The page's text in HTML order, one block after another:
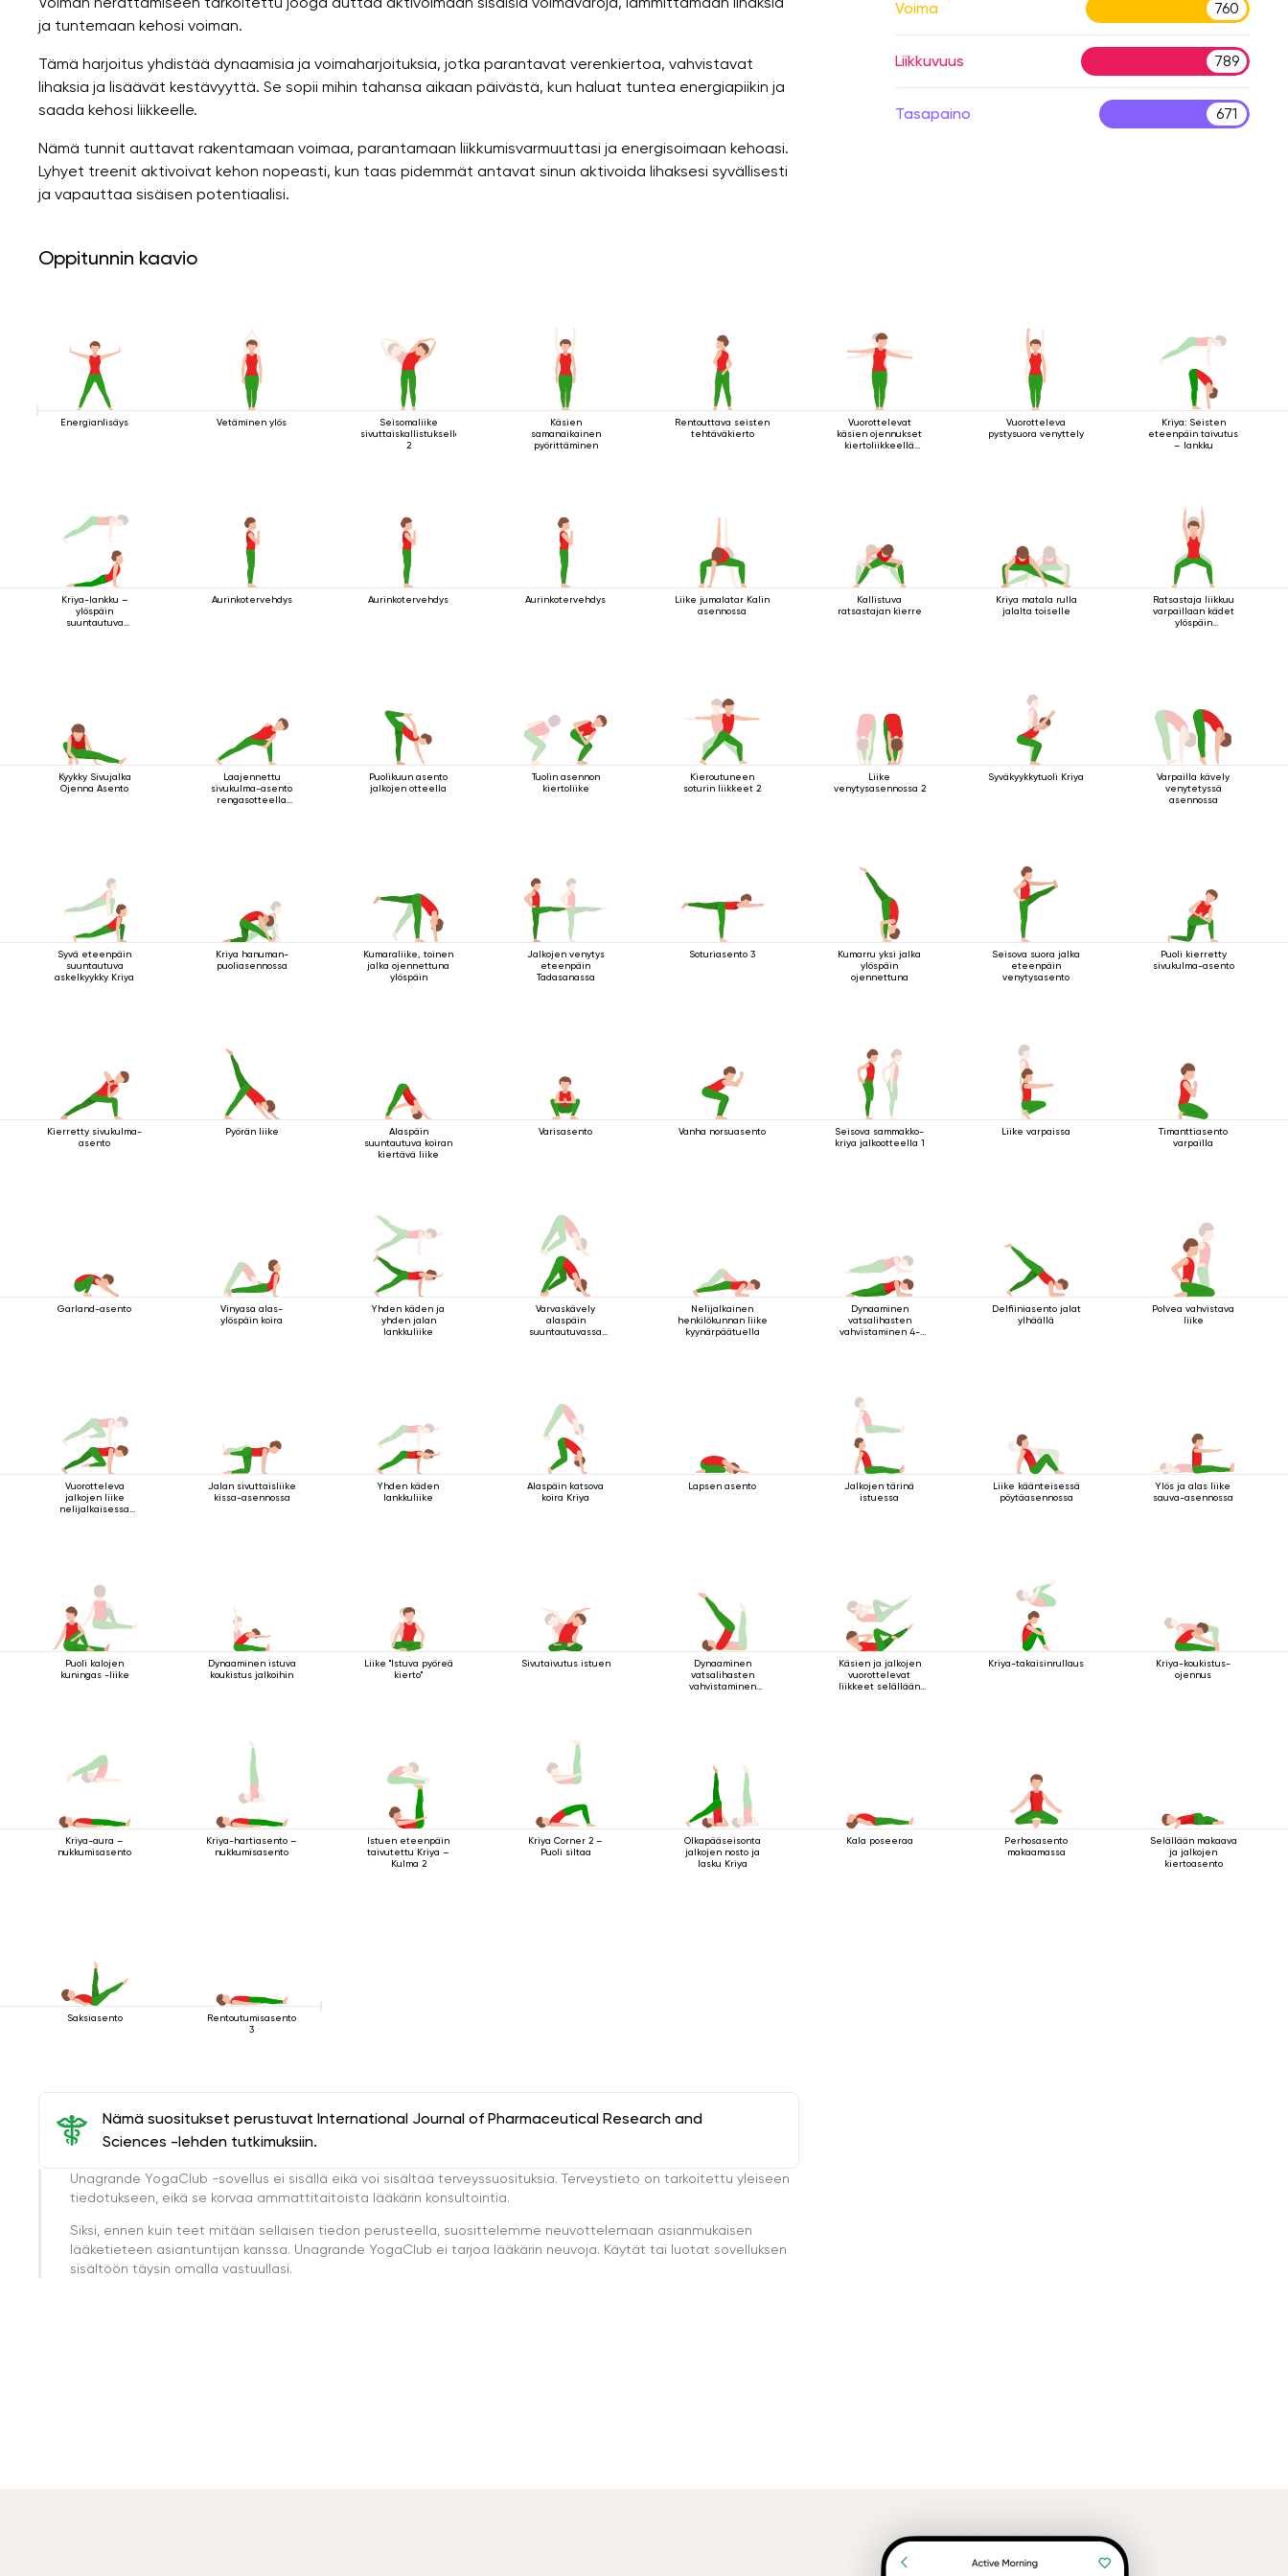
ja tuntemaan kehosi voiman.
Tämä harjoitus yhdistää dynaamisia ja voimaharjoituksia, jotka parantavat verenkiertoa, vahvistavat
lihaksia ja lisäävät kestävyyttä. Se sopii mihin tahansa aikaan päivästä, kun haluat tuntea energiapiikin ja
saada kehosi liikkeelle.
Nämä tunnit auttavat rakentamaan voimaa, parantamaan liikkumisvarmuuttasi ja energisoimaan kehoasi.
Lyhyet treenit aktivoivat kehon nopeasti, kun taas pidemmät antavat sinun aktivoida lihaksesi syvällisesti
ja vapauttaa sisäisen potentiaalisi.
Voima 760
Liikkuvuus 789
Tasapaino 671
Oppitunnin kaavio
Energianlisäys Vetäminen ylös
Seisomaliike
sivuttaiskallistuksella
2
Käsien
samanaikainen
pyörittäminen
Rentouttava seisten
tehtäväkierto
Vuorottelevat
käsien ojennukset
kiertoliikkeellä
Vuorotteleva
pystysuora venyttely
Kriya: Seisten
eteenpäin taivutus
– lankku
Kriya-lankku –
ylöspäin
suuntautuva
Aurinkotervehdys Aurinkotervehdys Aurinkotervehdys
Liike jumalatar Kalin
asennossa
Kallistuva
ratsastajan kierre
Kriya matala rulla
jalalta toiselle
Ratsastaja liikkuu
varpaillaan kädet
ylöspäin
Kyykky Sivujalka
Ojenna Asento
Laajennettu
sivukulma-asento
rengasotteella
Puolikuun asento
jalkojen otteella
Tuolin asennon
kiertoliike
Kieroutuneen
soturin liikkeet 2
Liike
venytysasennossa 2
Syväkyykkytuoli Kriya
Varpailla kävely
venytetyssä
asennossa
Syvä eteenpäin
suuntautuva
askelkyykky Kriya
Kriya hanuman-
puoliasennossa
Kumaraliike, toinen
jalka ojennettuna
ylöspäin
Jalkojen venytys
eteenpäin
Tadasanassa
Soturiasento 3
Kumarru yksi jalka
ylöspäin
ojennettuna
Seisova suora jalka
eteenpäin
venytysasento
Puoli kierretty
sivukulma-asento
Kierretty sivukulma-
asento
Pyörän liike
Alaspäin
suuntautuva koiran
kiertävä liike
Varisasento Vanha norsuasento
Seisova sammakko-
kriya jalkootteella 1
Liike varpaissa
Timanttiasento
varpailla
Garland-asento
Vinyasa alas-
ylöspäin koira
Yhden käden ja
yhden jalan
lankkuliike
Varvaskävely
alaspäin
suuntautuvassa
Nelijalkainen
henkilökunnan liike
kyynärpäätuella
Dynaaminen
vatsalihasten
vahvistaminen 4-
Delfiiniasento jalat
ylhäällä
Polvea vahvistava
liike
Vuorotteleva
jalkojen liike
nelijalkaisessa
Jalan sivuttaisliike
kissa-asennossa
Yhden käden
lankkuliike
Alaspäin katsova
koira Kriya
Lapsen asento
Jalkojen tärinä
istuessa
Liike käänteisessä
pöytäasennossa
Ylös ja alas liike
sauva-asennossa
Puoli kalojen
kuningas -liike
Dynaaminen istuva
koukistus jalkoihin
Liike "Istuva pyöreä
kierto"
Sivutaivutus istuen
Dynaaminen
vatsalihasten
vahvistaminen
Käsien ja jalkojen
vuorottelevat
liikkeet selällään
Kriya-takaisinrullaus
Kriya-koukistus-
ojennus
Kriya-aura –
nukkumisasento
Kriya-hartiasento –
nukkumisasento
Istuen eteenpäin
taivutettu Kriya –
Kulma 2
Kriya Corner 2 –
Puoli siltaa
Olkapääseisonta
jalkojen nosto ja
lasku Kriya
Kala poseeraa
Perhosasento
makaamassa
Selällään makaava
ja jalkojen
kiertoasento
Saksiasento
Rentoutumisasento
3
Nämä suositukset perustuvat International Journal of Pharmaceutical Research and
Sciences -lehden tutkimuksiin.
Unagrande YogaClub -sovellus ei sisällä eikä voi sisältää terveyssuosituksia. Terveystieto on tarkoitettu yleiseen
tiedotukseen, eikä se korvaa ammattitaitoista lääkärin konsultointia.
Siksi, ennen kuin teet mitään sellaisen tiedon perusteella, suosittelemme neuvottelemaan asianmukaisen
lääketieteen asiantuntijan kanssa. Unagrande YogaClub ei tarjoa lääkärin neuvoja. Käytät tai luotat sovelluksen
sisältöön täysin omalla vastuullasi.